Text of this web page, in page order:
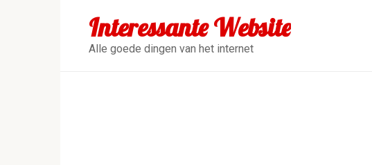
Interessante Website
Alle goede dingen van het internet